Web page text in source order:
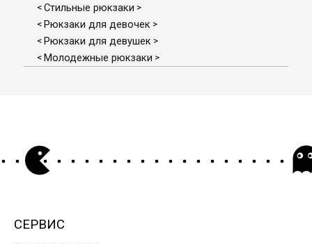
< Стильные рюкзаки >
< Рюкзаки для девочек >
< Рюкзаки для девушек >
< Молодежные рюкзаки >
СЕРВИС